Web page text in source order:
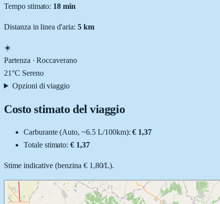
Tempo stimato: 18 min
Distanza in linea d'aria: 5km
☀️
Partenza ·Roccaverano
21°C Sereno
Opzioni di viaggio
Costo stimato del viaggio
Carburante (Auto, ~6.5 L/100km): € 1,37
Totale stimato:€ 1,37
Stime indicative (benzina € 1,80/L).